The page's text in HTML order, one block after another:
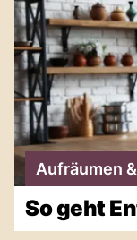
Aufräumen
So geht